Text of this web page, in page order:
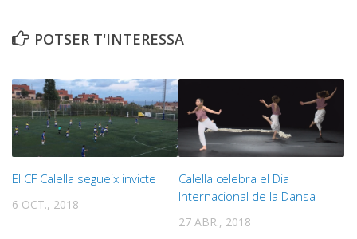
POTSER T'INTERESSA
El CF Calella segueix invicte
6 OCT., 2018
Calella celebra el Dia
Internacional de la Dansa
27 ABR., 2018